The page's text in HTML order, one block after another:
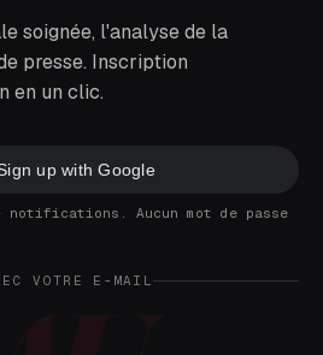
soignée, l'analyse de la
presse. Inscription
en un clic.
up with Google
notifications. Aucun mot de passe
VOTRE E-MAIL